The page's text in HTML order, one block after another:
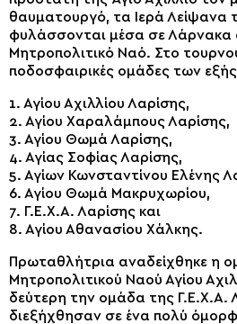
θαυματουργό, τα Ιερά Λείψανα
φυλάσσονται μέσα σε Λάρνακα
Μητροπολιτικό Ναό. Στο
ποδοσφαιρικές ομάδες των
1. Αγίου Αχιλλίου Λαρίσης,
2. Αγίου Χαραλάμπους Λαρίσης,
3. Αγίου Θωμά Λαρίσης,
4. Αγίας Σοφίας Λαρίσης,
5. Αγίων Κωνσταντίνου Ελένης
6. Αγίου Θωμά Μακρυχωρίου,
7. Γ.Ε.Χ.Α. Λαρίσης και
8. Αγίου Αθανασίου Χάλκης.
Πρωταθλήτρια αναδείχθηκε η
Μητροπολιτικού Ναού Αγίου
δεύτερη την ομάδα της Γ.Ε.Χ.Α.
διεξήχθησαν σε ένα πολύ